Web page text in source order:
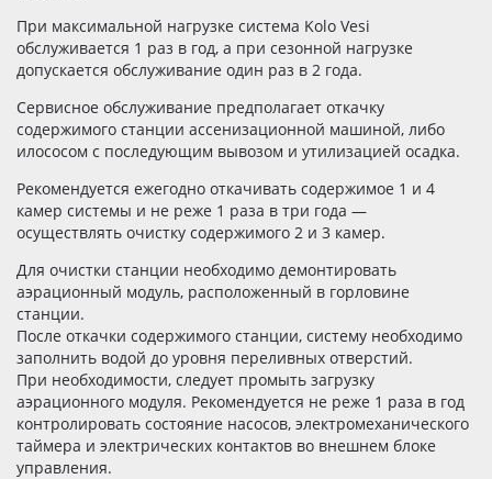
При максимальной нагрузке система Kolo Vesi
обслуживается 1 раз в год, а при сезонной нагрузке
допускается обслуживание один раз в 2 года.
Сервисное обслуживание предполагает откачку
содержимого станции ассенизационной машиной, либо
илососом с последующим вывозом и утилизацией осадка.
Рекомендуется ежегодно откачивать содержимое 1 и 4
камер системы и не реже 1 раза в три года —
осуществлять очистку содержимого 2 и 3 камер.
Для очистки станции необходимо демонтировать
аэрационный модуль, расположенный в горловине
станции.
После откачки содержимого станции, систему необходимо
заполнить водой до уровня переливных отверстий.
При необходимости, следует промыть загрузку
аэрационного модуля. Рекомендуется не реже 1 раза в год
контролировать состояние насосов, электромеханического
таймера и электрических контактов во внешнем блоке
управления.